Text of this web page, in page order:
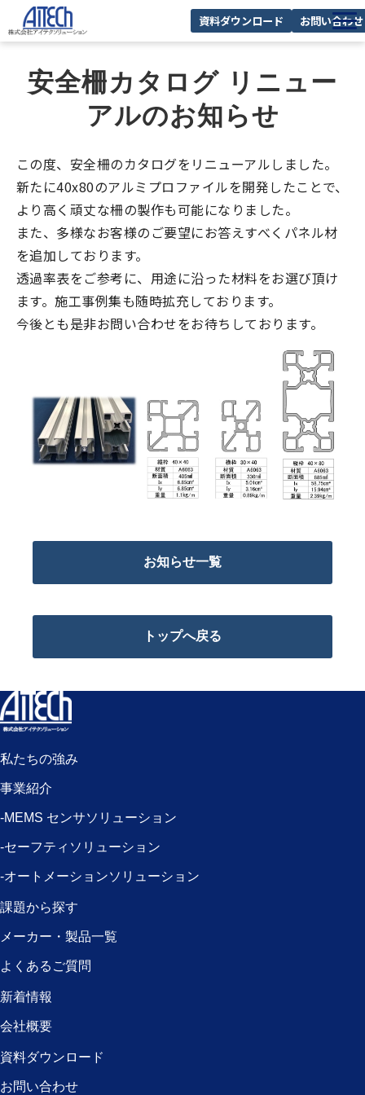
資料ダウンロード お問い合わせ
事業紹介
課題から探す
メーカー・製品一覧
よくあるご質問
安全柵カタログ リニュー
アルのお知らせ
この度、安全柵のカタログをリニューアルしました。
新たに40x80のアルミプロファイルを開発したことで、
より高く頑丈な柵の製作も可能になりました。
また、多様なお客様のご要望にお答えすべくパネル材
を追加しております。
透過率表をご参考に、用途に沿った材料をお選び頂け
ます。施工事例集も随時拡充しております。
今後とも是非お問い合わせをお待ちしております。
お知らせ一覧
トップへ戻る
私たちの強み
事業紹介
-MEMS センサソリューション
-セーフティソリューション
-オートメーションソリューション
課題から探す
メーカー・製品一覧
よくあるご質問
新着情報
会社概要
資料ダウンロード
お問い合わせ